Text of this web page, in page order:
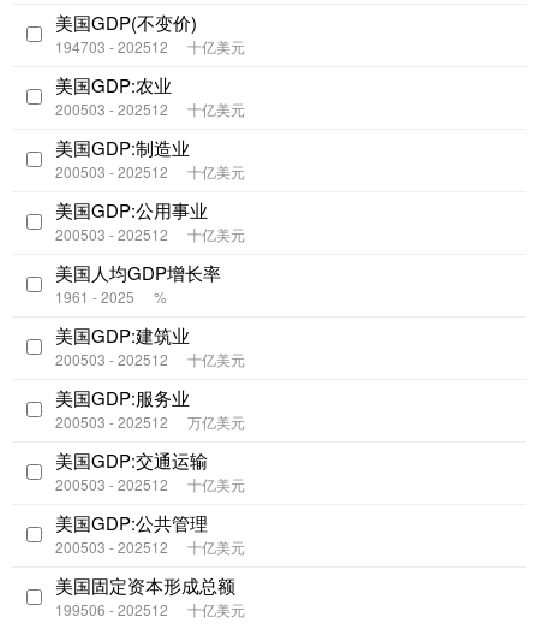
美国GDP(不变价)
194703 - 202512 十亿美元
美国GDP:农业
200503 - 202512 十亿美元
美国GDP:制造业
200503 - 202512 十亿美元
美国GDP:公用事业
200503 - 202512 十亿美元
美国人均GDP增长率
1961 - 2025 %
美国GDP:建筑业
200503 - 202512 十亿美元
美国GDP:服务业
200503 - 202512 万亿美元
美国GDP:交通运输
200503 - 202512 十亿美元
美国GDP:公共管理
200503 - 202512 十亿美元
美国固定资本形成总额
199506 - 202512 十亿美元